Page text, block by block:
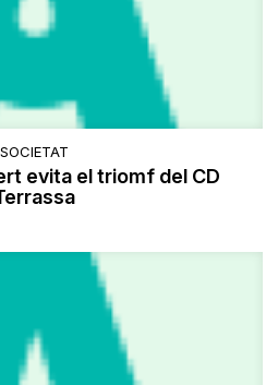
SOCIETAT
evita el triomf del CD